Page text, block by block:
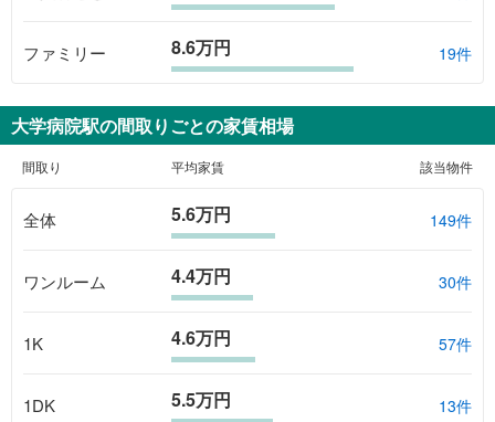
ファミリー 8.6万円 19件
大学病院駅の間取りごとの家賃相場
間取り 平均家賃 該当物件
全体 5.6万円 149件
ワンルーム 4.4万円 30件
1K 4.6万円 57件
1DK 5.5万円 13件